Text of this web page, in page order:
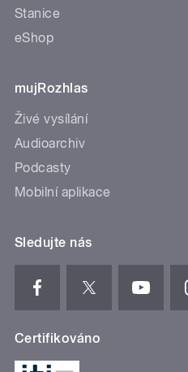
Stanice
eShop
mujRozhlas
Živé vysílání
Audioarchiv
Podcasty
Mobilní aplikace
Sledujte nás
Certifikováno